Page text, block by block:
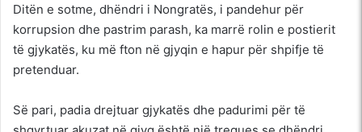
Ditën e sotme, dhëndri i Nongratës, i pandehur për
korrupsion dhe pastrim parash, ka marrë rolin e postierit
të gjykatës, ku më fton në gjyqin e hapur për shpifje të
pretenduar.
Së pari, padia drejtuar gjykatës dhe padurimi për të